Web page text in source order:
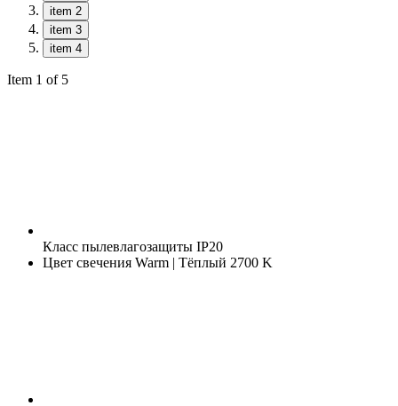
item 2
item 3
item 4
Item 1 of 5
Класс пылевлагозащиты IP20
Цвет свечения Warm | Тёплый 2700 K